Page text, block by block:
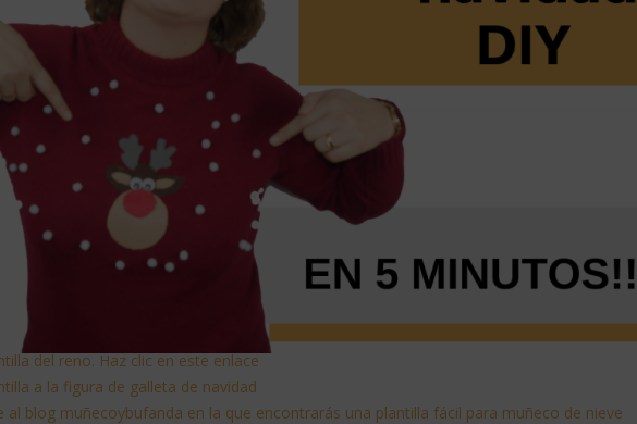
del reno. Haz clic en este enlace
a la figura de galleta de navidad
al blog muñecoybufanda en la que encontrarás una plantilla fácil para muñeco de nieve